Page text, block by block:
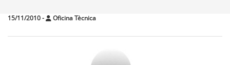
15/11/2010- Oficina Tècnica